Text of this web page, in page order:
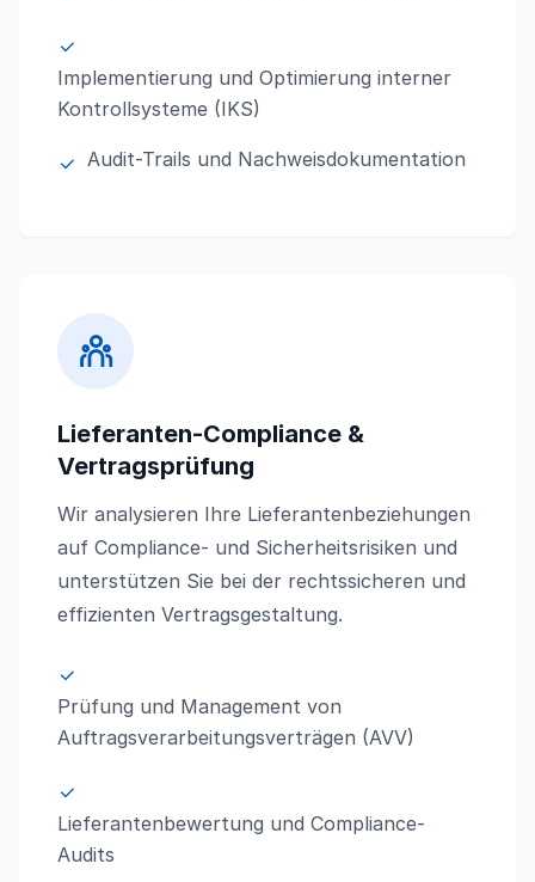
Implementierung und Optimierung interner
Kontrollsysteme (IKS)
Audit-Trails und Nachweisdokumentation
Lieferanten-Compliance &
Vertragsprüfung
Wir analysieren Ihre Lieferantenbeziehungen
auf Compliance- und Sicherheitsrisiken und
unterstützen Sie bei der rechtssicheren und
effizienten Vertragsgestaltung.
Prüfung und Management von
Auftragsverarbeitungsverträgen (AVV)
Lieferantenbewertung und Compliance-
Audits